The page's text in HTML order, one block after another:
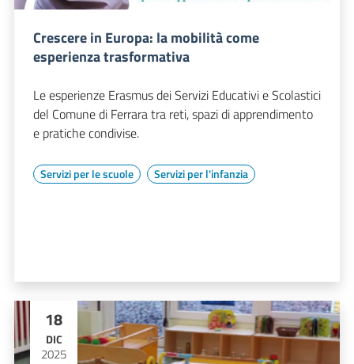
Crescere in Europa: la mobilità come
esperienza trasformativa
Le esperienze Erasmus dei Servizi Educativi e Scolastici
del Comune di Ferrara tra reti, spazi di apprendimento
e pratiche condivise.
Servizi per le scuole Servizi per l'infanzia
18
DIC
2025